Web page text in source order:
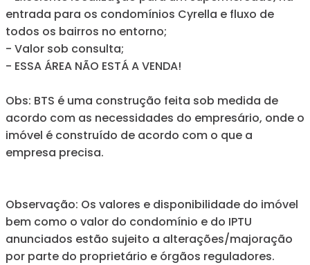
entrada para os condomínios Cyrella e fluxo de
todos os bairros no entorno;
- Valor sob consulta;
- ESSA ÁREA NÃO ESTÁ A VENDA!
Obs: BTS é uma construção feita sob medida de
acordo com as necessidades do empresário, onde o
imóvel é construído de acordo com o que a
empresa precisa.
Observação: Os valores e disponibilidade do imóvel
bem como o valor do condomínio e do IPTU
anunciados estão sujeito a alterações/majoração
por parte do proprietário e órgãos reguladores.